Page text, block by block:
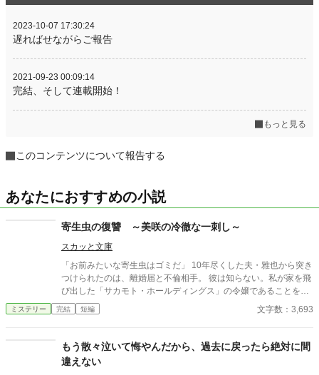
2023-10-07 17:30:24
遅ればせながらご報告
2021-09-23 00:09:14
完結、そして連載開始！
もっと見る
このコンテンツについて報告する
あなたにおすすめの小説
寄生虫の復讐 ～美咲の冷徹な一刺し～
スカッと文庫
「お前みたいな寄生虫はゴミだ」 10年尽くした夫・雅也から突き
つけられたのは、離婚届と不倫相手。 彼は知らない。私が家を飛
び出した「サカモト・ホールディングス」の令嬢であることを。
そして明日、彼が人生を賭けて挑む調印式の相手が、私の実父で
あることを。 どん底に叩き落とされたサレ妻による、容赦なき
ミステリー 完結 短編 文字数：3,693
もう散々泣いて悔やんだから、過去に戻ったら絶対に間
違えない